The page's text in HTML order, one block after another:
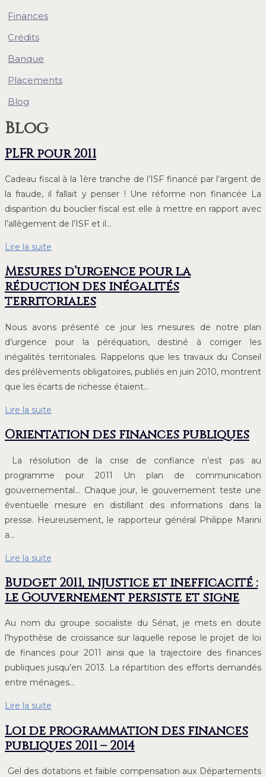
Finances
Crédits
Banque
Placements
Blog
Blog
PLFR pour 2011
Cadeau fiscal à la 1ère tranche de l’ISF financé par l’argent de
la fraude, il fallait y penser ! Une réforme non financée La
disparition du bouclier fiscal est elle à mettre en rapport avec
l’allègement de l’ISF et il…
Lire la suite
Mesures d’urgence pour la
réduction des inégalités
territoriales
Nous avons présenté ce jour les mesures de notre plan
d’urgence pour la péréquation, destiné à corriger les
inégalités territoriales. Rappelons que les travaux du Conseil
des prélèvements obligatoires, publiés en juin 2010, montrent
que les écarts de richesse étaient…
Lire la suite
Orientation des finances publiques
La résolution de la crise de confiance n’est pas au
programme pour 2011 Un plan de communication
gouvernemental… Chaque jour, le gouvernement teste une
éventuelle mesure en distillant des informations dans la
presse. Heureusement, le rapporteur général Philippe Marini
a…
Lire la suite
Budget 2011, injustice et inefficacité :
le Gouvernement persiste et signe
Au nom du groupe socialiste du Sénat, je mets en doute
l’hypothèse de croissance sur laquelle repose le projet de loi
de finances pour 2011 ainsi que la trajectoire des finances
publiques jusqu’en 2013. La répartition des efforts demandés
entre ménages…
Lire la suite
Loi de programmation des finances
publiques 2011 – 2014
Gel des dotations et faible compensation aux Départements